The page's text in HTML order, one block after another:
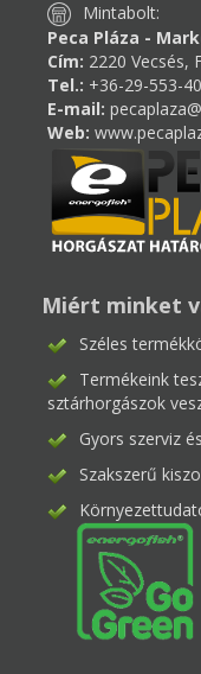
Mintabolt:
Peca Pláza -
Cím: 2220 Vecsés,
Tel.: +36-29-553-
E-mail:
Web:
Miért minket
Széles
Termékeink
sztárhorgászok
Gyors szerviz
Szakszerű